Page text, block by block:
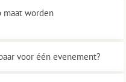
maat worden
voor één evenement?